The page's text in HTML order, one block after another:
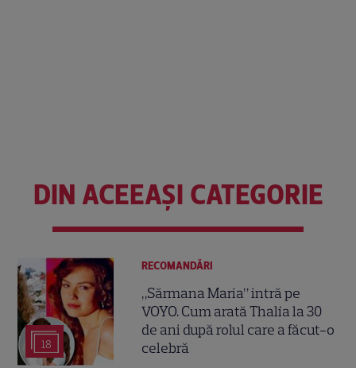
DIN ACEEAȘI CATEGORIE
18
RECOMANDĂRI
„Sărmana Maria” intră pe
VOYO. Cum arată Thalía la 30
de ani după rolul care a făcut-o
celebră